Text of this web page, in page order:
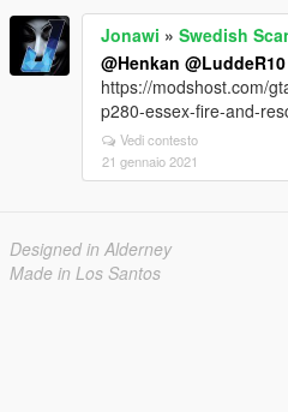
Jonawi » Swedish
@Henkan @LuddeR10
https://modshost.com/
p280-essex-fire-and-
Vedi contesto
21 gennaio 2021
Designed in Alderney
Made in Los Santos